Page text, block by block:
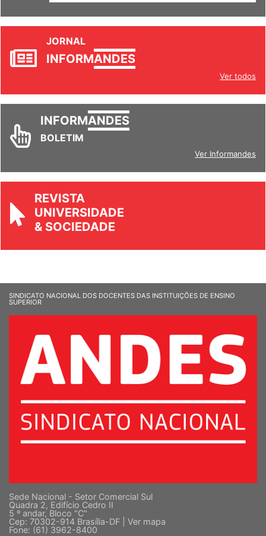
JORNAL
INFORMANDES
Ver todos
INFORMANDES
BOLETIM
Ver Informandes
REVISTA
UNIVERSIDADE
& SOCIEDADE
SINDICATO NACIONAL DOS DOCENTES DAS INSTITUIÇÕES DE ENSINO
SUPERIOR
Sede Nacional - Setor Comercial Sul
Quadra 2, Edifício Cedro II
5 º andar, Bloco "C"
Cep: 70302-914 Brasília-DF | Ver mapa
Fone: (61) 3962-8400